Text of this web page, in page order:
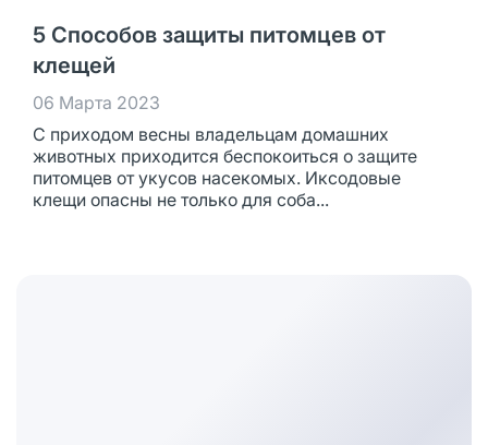
5 Способов защиты питомцев от
клещей
06 Марта 2023
С приходом весны владельцам домашних
животных приходится беспокоиться о защите
питомцев от укусов насекомых. Иксодовые
клещи опасны не только для соба...